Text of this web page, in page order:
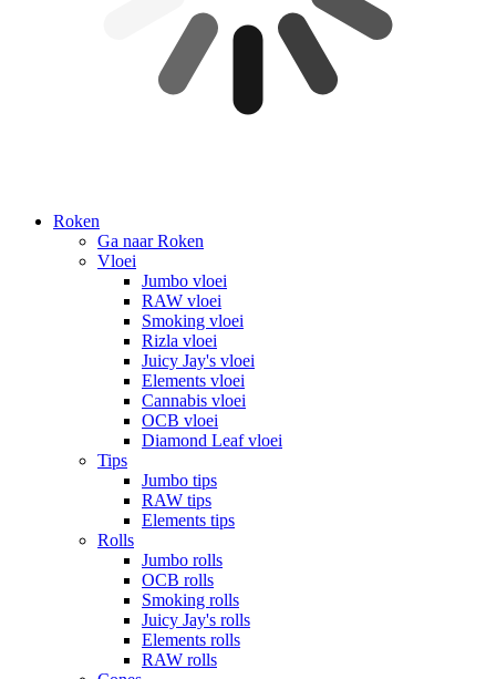
Roken
Ga naar Roken
Vloei
Jumbo vloei
RAW vloei
Smoking vloei
Rizla vloei
Juicy Jay's vloei
Elements vloei
Cannabis vloei
OCB vloei
Diamond Leaf vloei
Tips
Jumbo tips
RAW tips
Elements tips
Rolls
Jumbo rolls
OCB rolls
Smoking rolls
Juicy Jay's rolls
Elements rolls
RAW rolls